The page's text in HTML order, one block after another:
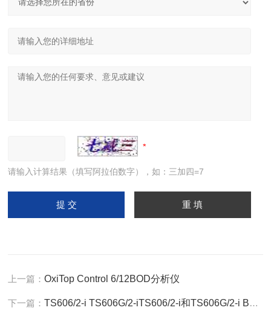
请输入计算结果（填写阿拉伯数字），如：三加四=7
上一篇：OxiTop Control 6/12BOD分析仪
下一篇：TS606/2-i TS606G/2-iTS606/2-i和TS606G/2-i BOD培养箱（2层）